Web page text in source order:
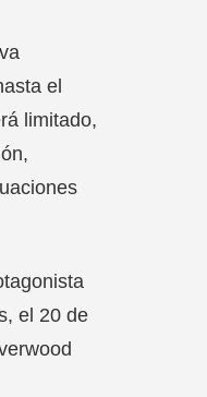
el
limitado,
el 20 de